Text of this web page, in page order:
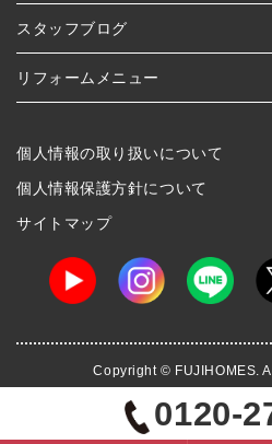
0120-
スタッフブログ
リフォームメニュー
個人情報の取り扱いについて
個人情報保護方針について
サイトマップ
Copyright © FUJIHOMES.